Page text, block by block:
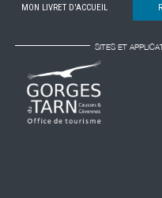
MON LIVRET D'ACCUEIL
SITES ET